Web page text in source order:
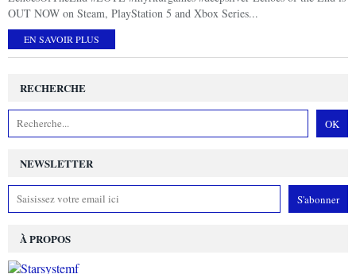
OUT NOW on Steam, PlayStation 5 and Xbox Series...
EN SAVOIR PLUS
NEWSLETTER
RECHERCHE
À PROPOS